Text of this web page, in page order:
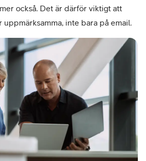
också. Det är därför viktigt att
inte bara på email.